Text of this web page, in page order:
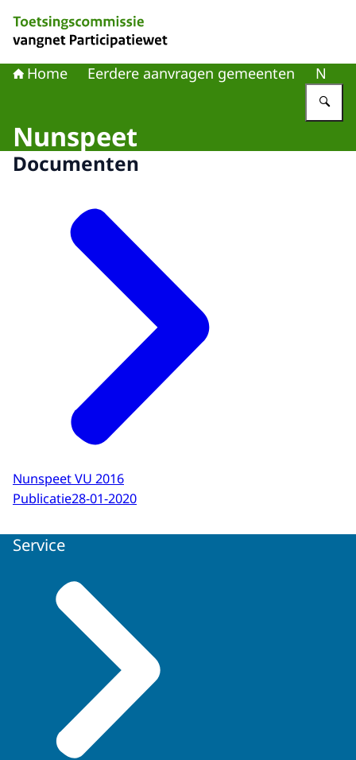
Home Eerdere aanvragen gemeenten N
Nunspeet
Documenten
Nunspeet VU 2016
Publicatie28-01-2020
Service